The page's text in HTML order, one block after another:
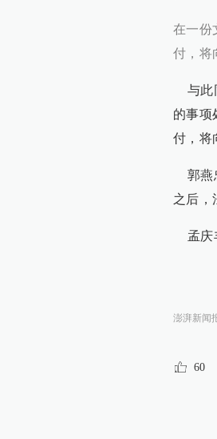
在一份
付，将
与此
的事项
付，将
郭燕
之后，
孟庆
澎湃新闻
60